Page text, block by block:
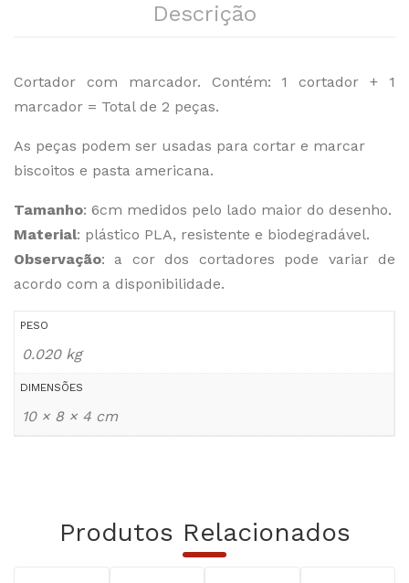
Descrição
Cortador com marcador. Contém: 1 cortador + 1
marcador = Total de 2 peças.
As peças podem ser usadas para cortar e marcar
biscoitos e pasta americana.
Tamanho: 6cm medidos pelo lado maior do desenho.
Material: plástico PLA, resistente e biodegradável.
Observação: a cor dos cortadores pode variar de
acordo com a disponibilidade.
PESO
0.020 kg
DIMENSÕES
10 × 8 × 4 cm
Produtos Relacionados